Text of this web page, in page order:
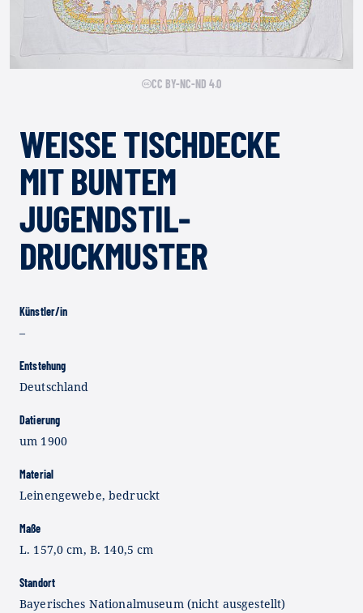
CC BY-NC-ND 4.0
WEISSE TISCHDECKE M
IT BUNTEM J
UGENDSTIL-D
RUCKMUSTER
Künstler/in
–
Entstehung
Deutschland
Datierung
um 1900
Material
Leinengewebe, bedruckt
Maße
L. 157,0 cm, B. 140,5 cm
Standort
Bayerisches Nationalmuseum (nicht ausgestellt)